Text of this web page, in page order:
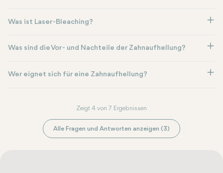
Was ist Laser-Bleaching?
Was sind die Vor- und Nachteile der Zahnaufhellung?
Wer eignet sich für eine Zahnaufhellung?
Zeigt 4 von 7 Ergebnissen
Alle Fragen und Antworten anzeigen (3)